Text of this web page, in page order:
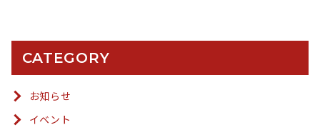
CATEGORY
お知らせ
イベント